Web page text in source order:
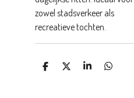
zowel stadsverkeer als
recreatieve tochten.
D
D
S
D